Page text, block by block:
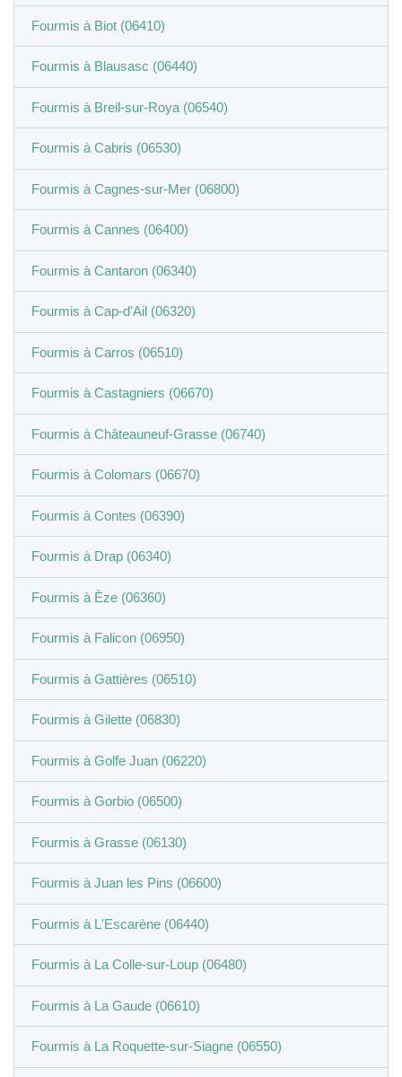
Fourmis à Biot (06410)
Fourmis à Blausasc (06440)
Fourmis à Breil-sur-Roya (06540)
Fourmis à Cabris (06530)
Fourmis à Cagnes-sur-Mer (06800)
Fourmis à Cannes (06400)
Fourmis à Cantaron (06340)
Fourmis à Cap-d'Ail (06320)
Fourmis à Carros (06510)
Fourmis à Castagniers (06670)
Fourmis à Châteauneuf-Grasse (06740)
Fourmis à Colomars (06670)
Fourmis à Contes (06390)
Fourmis à Drap (06340)
Fourmis à Èze (06360)
Fourmis à Falicon (06950)
Fourmis à Gattières (06510)
Fourmis à Gilette (06830)
Fourmis à Golfe Juan (06220)
Fourmis à Gorbio (06500)
Fourmis à Grasse (06130)
Fourmis à Juan les Pins (06600)
Fourmis à L'Escarène (06440)
Fourmis à La Colle-sur-Loup (06480)
Fourmis à La Gaude (06610)
Fourmis à La Roquette-sur-Siagne (06550)